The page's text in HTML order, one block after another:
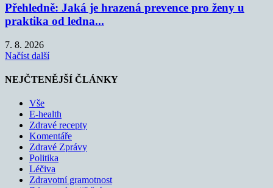
Přehledně: Jaká je hrazená prevence pro ženy u
praktika od ledna...
7. 8. 2026
Načíst další
NEJČTENĚJŠÍ ČLÁNKY
Vše
E-health
Zdravé recepty
Komentáře
Zdravé Zprávy
Politika
Léčiva
Zdravotní gramotnost